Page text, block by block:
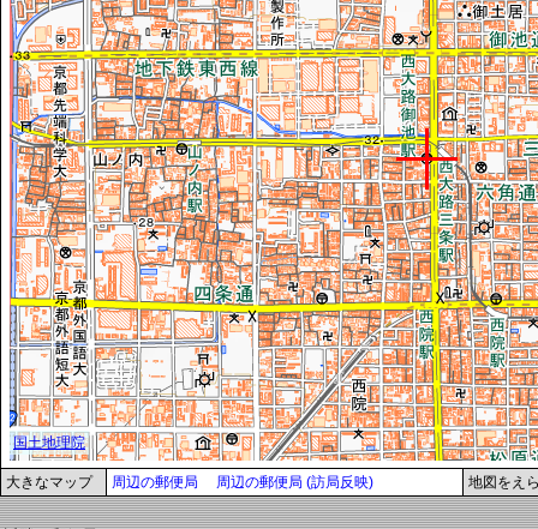
大きなマップ 周辺の郵便局 周辺の郵便局 (訪局反映) 地図をえ